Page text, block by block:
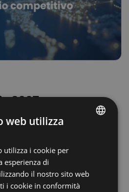
diventa il cuore
GERMAN
UKRAINIAN
web utilizza
utilizza i cookie per
esperienza di
il nostro sito web
i cookie in conformità